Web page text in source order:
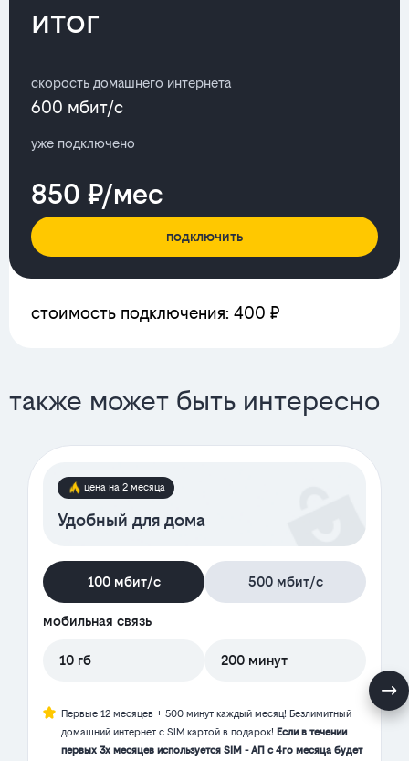
итог
скорость домашнего интернета
600 мбит/с
уже подключено
850 ₽/мес
подключить
стоимость подключения: 400 ₽
также может быть интересно
цена на 2 месяца
Удобный для дома
100 мбит/с 500 мбит/с
мобильная связь
10 гб 200 минут
Первые 12 месяцев + 500 минут каждый месяц! Безлимитный
домашний интернет с SIM картой в подарок! Если в течении
первых 3х месяцев используется SIM - АП с 4го месяца будет